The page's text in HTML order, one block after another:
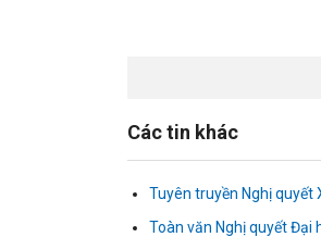
Các tin khác
Tuyên truyền Nghị quyết
Toàn văn Nghị quyết Đại